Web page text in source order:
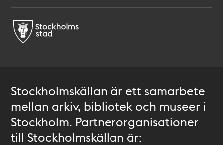
Stockholmskällan är ett samarbete
mellan arkiv, bibliotek och museer i
Stockholm. Partnerorganisationer
till Stockholmskällan är: